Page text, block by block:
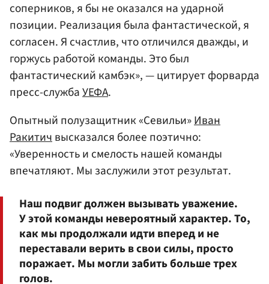
соперников, я бы не оказался на ударной
позиции. Реализация была фантастической, я
согласен. Я счастлив, что отличился дважды, и
горжусь работой команды. Это был
фантастический камбэк», — цитирует форварда
пресс-службаУЕФА.
Опытный полузащитник «Севильи»Иван
Ракитичвысказался более поэтично:
«Уверенность и смелость нашей команды
впечатляют. Мы заслужили этот результат.
Наш подвиг должен вызывать уважение.
У этой команды невероятный характер. То,
как мы продолжали идти вперед и не
переставали верить в свои силы, просто
поражает. Мы могли забить больше трех
голов.